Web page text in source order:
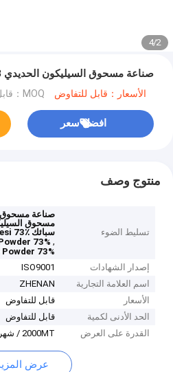
2
/
4
صناعة مسحوق السيليكون الحديدي 73٪
الأسعار：قابل للتفاوض MOQ：قابل للتفاوض
افضل سعر
منتوج وصف
تسليط الضوء
صناعة مسحوق
سبائك Fesi 73٪
,
73%
73%
إصدار الشهادات
ISO9001
اسم العلامة التجارية
ZHENAN
الأسعار
قابل للتفاوض
الحد الأدنى لكمية
قابل للتفاوض
القدرة على العرض
2000MT / شهريا
عرض